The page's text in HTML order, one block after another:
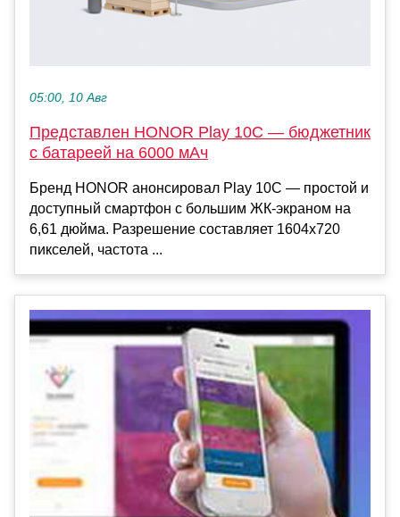
05:00, 10 Авг
Представлен HONOR Play 10C — бюджетник
с батареей на 6000 мАч
Бренд HONOR анонсировал Play 10C — простой и
доступный смартфон с большим ЖК-экраном на
6,61 дюйма. Разрешение составляет 1604x720
пикселей, частота ...